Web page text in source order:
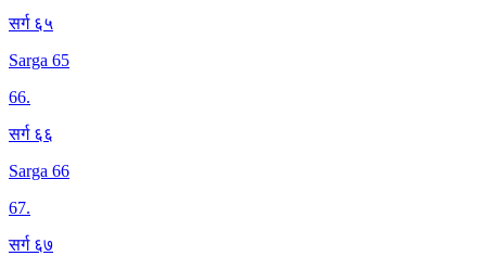
सर्ग ६५
Sarga 65
66.
सर्ग ६६
Sarga 66
67.
सर्ग ६७